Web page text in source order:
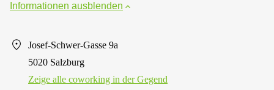
Informationen ausblenden
Josef-Schwer-Gasse 9a
5020 Salzburg
Zeige alle сoworking in der Gegend